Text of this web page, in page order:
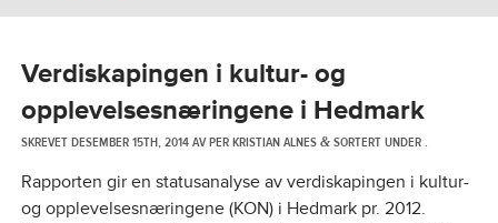
Verdiskapingen i kultur- og
opplevelsesnæringene i Hedmark
SKREVETDESEMBER 15TH, 2014AVPER KRISTIAN ALNES &SORTERT UNDER .
Rapporten gir en statusanalyse av verdiskapingen i kultur-
og opplevelsesnæringene (KON) i Hedmark pr. 2012.